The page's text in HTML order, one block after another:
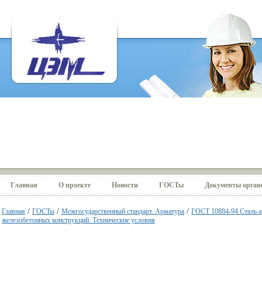
Главная О проекте Новости ГОСТы Документы
Главная / ГОСТы / Межгосударственный стандарт. Арматура / ГОСТ 10884-94 Сталь
железобетонных конструкций. Технические условия